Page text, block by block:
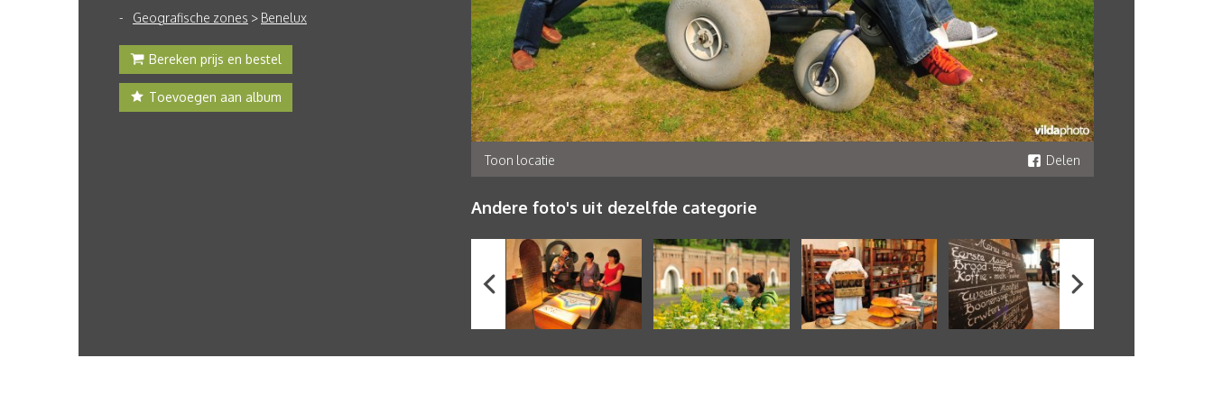
Geografische zones > Benelux
Bereken prijs en bestel
Toevoegen aan album
Toon locatie Delen
Andere foto's uit dezelfde categorie